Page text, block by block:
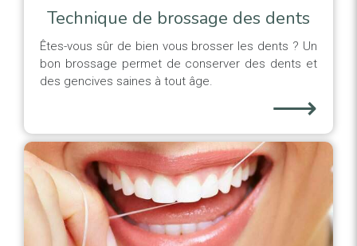
Technique de brossage des dents
Êtes-vous sûr de bien vous brosser les dents ? Un
bon brossage permet de conserver des dents et
des gencives saines à tout âge.
⟶